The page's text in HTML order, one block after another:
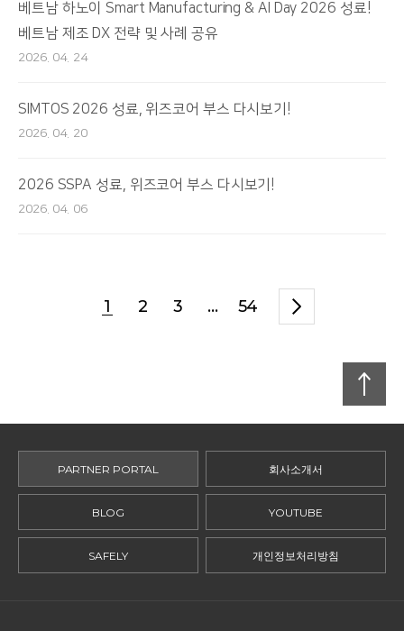
베트남 하노이 Smart Manufacturing & AI Day 2026 성료!
베트남 제조 DX 전략 및 사례 공유
2026. 04. 24
SIMTOS 2026 성료, 위즈코어 부스 다시보기!
2026. 04. 20
2026 SSPA 성료, 위즈코어 부스 다시보기!
2026. 04. 06
1 2 3 ... 54
PARTNER PORTAL 회사소개서
BLOG YOUTUBE
SAFELY 개인정보처리방침